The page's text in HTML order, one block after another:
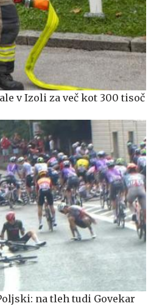
v Izoli za več kot 300 tisoč
na tleh tudi Govekar